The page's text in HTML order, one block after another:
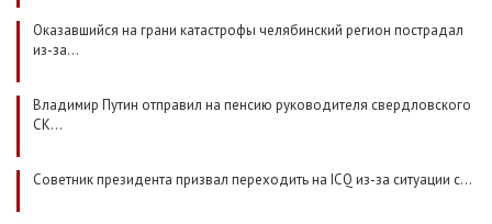
Оказавшийся на грани катастрофы челябинский регион пострадал
из-за…
Владимир Путин отправил на пенсию руководителя свердловского
СК…
Советник президента призвал переходить на ICQ из-за ситуации с…